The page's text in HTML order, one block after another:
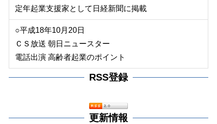
定年起業支援家として日経新聞に掲載
○平成18年10月20日
ＣＳ放送 朝日ニュースター
電話出演 高齢者起業のポイント
RSS登録
更新情報